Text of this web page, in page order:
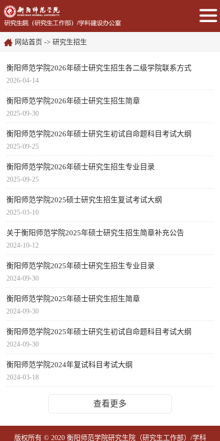
网站首页 -> 研究生招生
衡阳师范学院2026年硕士研究生招生各二级学院联系方式
2026-04-14
衡阳师范学院2026年硕士研究生招生简章
2025-09-30
衡阳师范学院2026年硕士研究生初试自命题科目考试大纲
2025-09-25
衡阳师范学院2026年硕士研究生招生专业目录
2025-09-25
衡阳师范学院2025硕士研究生招生复试考试大纲
2025-03-10
关于衡阳师范学院2025年硕士研究生招生简章补充公告
2024-10-12
衡阳师范学院2025年硕士研究生招生专业目录
2024-09-30
衡阳师范学院2025年硕士研究生招生简章
2024-09-30
衡阳师范学院2025年硕士研究生初试自命题科目考试大纲
2024-09-30
衡阳师范学院2024年复试科目考试大纲
2024-03-18
查看更多
版权所有 © 2020 衡阳师范学院研究生院（研究生工作部）/学科